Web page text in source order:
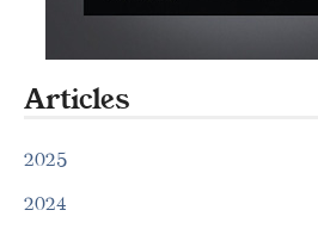
Articles
2025
2024